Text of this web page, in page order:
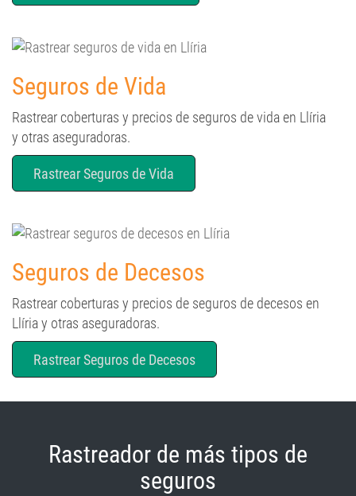
Seguros de Vida
Rastrear coberturas y precios de seguros de vida en Llíria
y otras aseguradoras.
Rastrear Seguros de Vida
Seguros de Decesos
Rastrear coberturas y precios de seguros de decesos en
Llíria y otras aseguradoras.
Rastrear Seguros de Decesos
seguros